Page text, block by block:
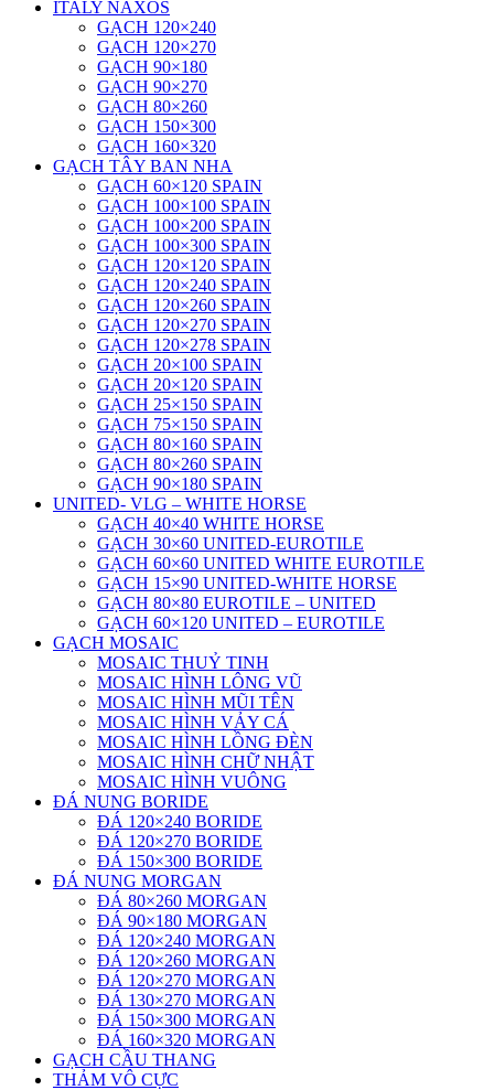
ITALY NAXOS
GẠCH 120×240
GẠCH 120×270
GẠCH 90×180
GẠCH 90×270
GẠCH 80×260
GẠCH 150×300
GẠCH 160×320
GẠCH TÂY BAN NHA
GẠCH 60×120 SPAIN
GẠCH 100×100 SPAIN
GẠCH 100×200 SPAIN
GẠCH 100×300 SPAIN
GẠCH 120×120 SPAIN
GẠCH 120×240 SPAIN
GẠCH 120×260 SPAIN
GẠCH 120×270 SPAIN
GẠCH 120×278 SPAIN
GẠCH 20×100 SPAIN
GẠCH 20×120 SPAIN
GẠCH 25×150 SPAIN
GẠCH 75×150 SPAIN
GẠCH 80×160 SPAIN
GẠCH 80×260 SPAIN
GẠCH 90×180 SPAIN
UNITED- VLG – WHITE HORSE
GẠCH 40×40 WHITE HORSE
GẠCH 30×60 UNITED-EUROTILE
GẠCH 60×60 UNITED WHITE EUROTILE
GẠCH 15×90 UNITED-WHITE HORSE
GẠCH 80×80 EUROTILE – UNITED
GẠCH 60×120 UNITED – EUROTILE
GẠCH MOSAIC
MOSAIC THUỶ TINH
MOSAIC HÌNH LÔNG VŨ
MOSAIC HÌNH MŨI TÊN
MOSAIC HÌNH VẢY CÁ
MOSAIC HÌNH LỒNG ĐÈN
MOSAIC HÌNH CHỮ NHẬT
MOSAIC HÌNH VUÔNG
ĐÁ NUNG BORIDE
ĐÁ 120×240 BORIDE
ĐÁ 120×270 BORIDE
ĐÁ 150×300 BORIDE
ĐÁ NUNG MORGAN
ĐÁ 80×260 MORGAN
ĐÁ 90×180 MORGAN
ĐÁ 120×240 MORGAN
ĐÁ 120×260 MORGAN
ĐÁ 120×270 MORGAN
ĐÁ 130×270 MORGAN
ĐÁ 150×300 MORGAN
ĐÁ 160×320 MORGAN
GẠCH CẦU THANG
THẢM VÔ CỰC